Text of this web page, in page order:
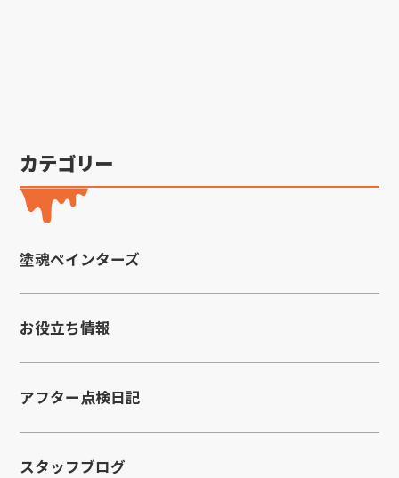
カテゴリー
塗魂ペインターズ
お役立ち情報
アフター点検日記
スタッフブログ